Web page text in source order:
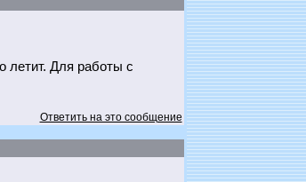
летит. Для работы с
Ответить на это сообщение